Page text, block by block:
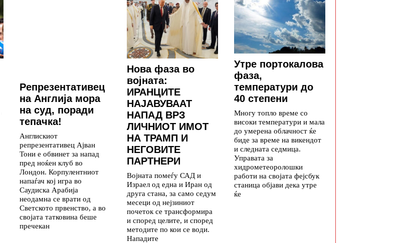
Репрезентативец
на Англија мора
на суд, поради
тепачка!
Англискиот
репрезентативец Ајван
Тони е обвинет за напад
пред ноќен клуб во
Лондон. Корпулентниот
напаѓач кој игра во
Саудиска Арабија
неодамна се врати од
Светското првенство, а во
својата татковина беше
пречекан
Нова фаза во
војната:
ИРАНЦИТЕ
НАЈАВУВААТ
НАПАД ВРЗ
ЛИЧНИОТ ИМОТ
НА ТРАМП И
НЕГОВИТЕ
ПАРТНЕРИ
Војната помеѓу САД и
Израел од една и Иран од
друга стана, за само седум
месеци од нејзиниот
почеток се трансформира
и според целите, и според
методите по кои се води.
Нападите
Утре портокалова
фаза,
температури до
40 степени
Многу топло време со
високи температури и мала
до умерена облачност ќе
биде за време на викендот
и следната седмица.
Управата за
хидрометеоролошки
работи на својата фејсбук
станица објави дека утре
ќе